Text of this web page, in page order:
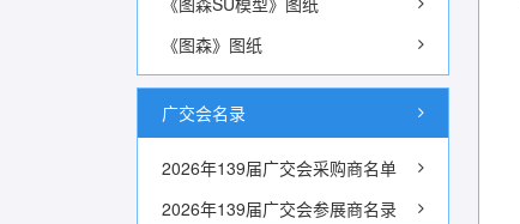
《图森》图纸
广交会名录
2026年139届广交会采购商名单
2026年139届广交会参展商名录